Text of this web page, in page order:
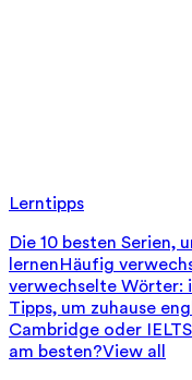
Lerntipps
Die 10 besten Serien,
lernenHäufig
verwechselte Wörter:
Tipps, um zuhause
Cambridge oder
am besten?View all